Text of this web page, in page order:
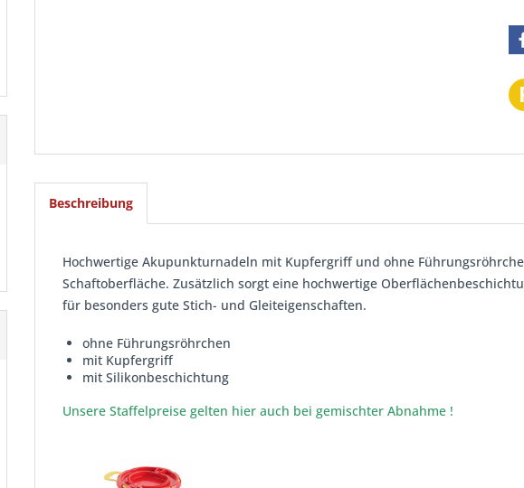
Beschreibung
Hochwertige Akupunkturnadeln mit Kupfergriff und ohne
Schaftoberfläche. Zusätzlich sorgt eine hochwertige
für besonders gute Stich- und Gleiteigenschaften.
ohne Führungsröhrchen
mit Kupfergriff
mit Silikonbeschichtung
Unsere Staffelpreise gelten hier auch bei gemischter Abnahme !